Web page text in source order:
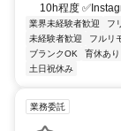
10h程度
業界未経験者歓迎 フ
未経験者歓迎
フルリ
ブランクOK
育休あり
土日祝休み
業務委託